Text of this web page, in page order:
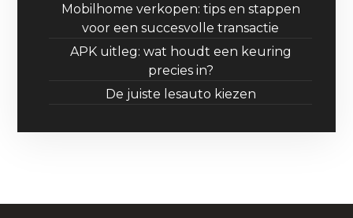
Mobilhome verkopen: tips en stappen
voor een succesvolle transactie
APK uitleg: wat houdt een keuring
precies in?
De juiste lesauto kiezen